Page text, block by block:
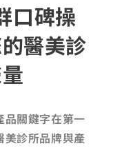
口碑操
醫美診
品關鍵字在第一
美診所品牌與產